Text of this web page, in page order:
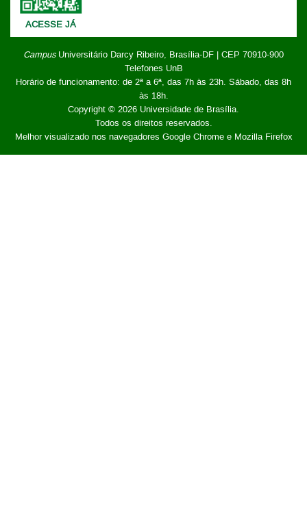
ACESSE JÁ
CampusUniversitário Darcy Ribeiro, Brasília-DF | CEP 70910-900
Telefones UnB
Horário de funcionamento: de 2ª a 6ª, das 7h às 23h. Sábado, das 8h
às 18h.
Copyright © 2026 Universidade de Brasília.
Todos os direitos reservados.
Melhor visualizado nos navegadores Google Chrome e Mozilla Firefox